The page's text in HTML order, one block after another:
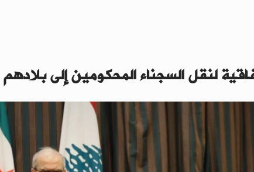
لنقل السجناء المحكومين إلى بلادهم